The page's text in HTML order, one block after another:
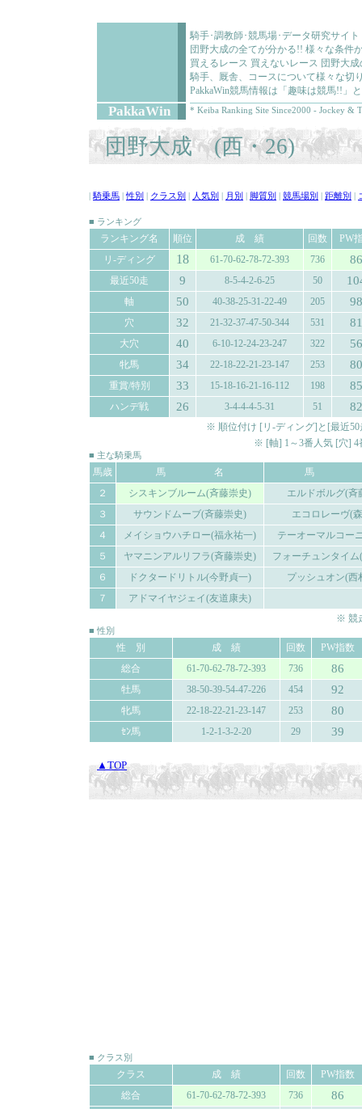
騎手･調教師･競馬場･データ研究サイ
団野大成の全てが分かる!! 様々な条件
買えるレース 買えないレース 団野大
騎手、厩舎、コースについて様々な切
PakkaWin競馬情報は「趣味は競馬!!」
PakkaWin * Keiba Ranking Site Since2000 - Jockey &
団野大成 (西・26)
騎乗馬 |性別 クラス別 人気別 月別 脚質別 競馬場別 距離別
■ ランキング
ランキング名 順位 成 績 回数
PW
リ-ディング
18 61-70-62-78-72-393 736 86
最近50走 9 8-5-4-2-6-25 50
軸 50 40-38-25-31-22-49 205 98
穴 32 21-32-37-47-50-344 531 81
大穴 40 6-10-12-24-23-247 322 56
牝馬 34 22-18-22-21-23-147 253 80
重賞/特別 33 15-18-16-21-16-112 198 85
ハンデ戦 26 3-4-4-4-5-31 51 82
※ 順位付け [リ-ディング]と[最近
※ [軸] 1～3番人気 [穴] 4
■ 主な騎乗馬
馬歳 馬 名
馬
２
シスキンブルーム(斉藤崇史)
エルドボルグ(斉
３
サウンドムーブ(斉藤崇史)
エコロレーヴ(
４
メイショウハチロー(福永祐一)
テーオーマルコー
５
ヤマニンアルリフラ(斉藤崇史)
フォーチュンタイ
６
ドクタードリトル(今野貞一)
プッシュオン(西
７
アドマイヤジェイ(友道康夫)
※ 競
■ 性別
性 別 成 績 回数
PW指数
総合
61-70-62-78-72-393 736 86
牡馬 38-50-39-54-47-226 454 92
牝馬 22-18-22-21-23-147 253 80
ｾﾝ馬 1-2-1-3-2-20 29 39
▲TOP
■ クラス別
クラス 成 績 回数
PW指数
総合
61-70-62-78-72-393 736 86